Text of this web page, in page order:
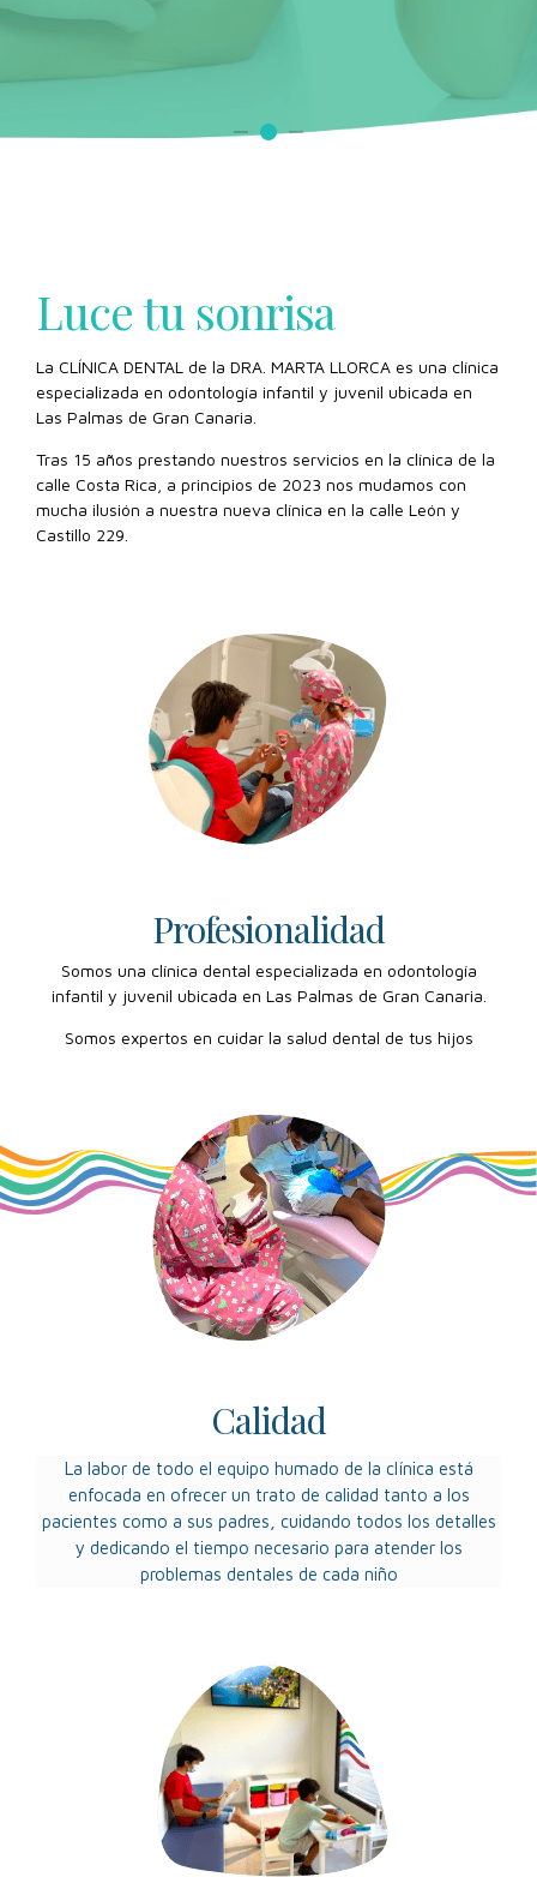
Luce tu sonrisa
La CLÍNICA DENTAL de la DRA. MARTA LLORCA es una clínica
especializada en odontología infantil y juvenil ubicada en
Las Palmas de Gran Canaria.
Tras 15 años prestando nuestros servicios en la clínica de la
calle Costa Rica, a principios de 2023 nos mudamos con
mucha ilusión a nuestra nueva clínica en la calle León y
Castillo 229.
Profesionalidad
Somos una clínica dental especializada en odontología
infantil y juvenil ubicada en Las Palmas de Gran Canaria.
Somos expertos en cuidar la salud dental de tus hijos
Calidad
La labor de todo el equipo humado de la clínica está
enfocada en ofrecer un trato de calidad tanto a los
pacientes como a sus padres, cuidando todos los detalles
y dedicando el tiempo necesario para atender los
problemas dentales de cada niño